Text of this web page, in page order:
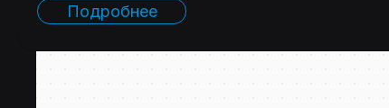
Подробнее